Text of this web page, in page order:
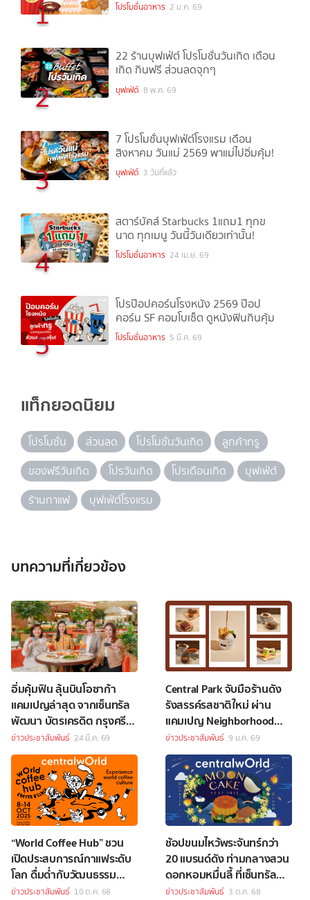
1 โปรโมชั่นอาหาร 2 ม.ค. 69
2
22 ร้านบุฟเฟ่ต์ โปรโมชั่นวันเกิด เดือน
เกิด กินฟรี ส่วนลดจุกๆ
บุฟเฟ่ต์ 8 พ.ค. 69
3
7 โปรโมชั่นบุฟเฟ่ต์โรงแรม เดือน
สิงหาคม วันแม่ 2569 พาแม่ไปอิ่มคุ้ม!
บุฟเฟ่ต์ 3 วันที่แล้ว
4
สตาร์บัคส์ Starbucks 1แถม1 ทุกข
นาด ทุกเมนู วันนี้วันเดียวเท่านั้น!
โปรโมชั่นอาหาร 24 เม.ย. 69
5
โปรป๊อปคอร์นโรงหนัง 2569 ป๊อป
คอร์น SF คอมโบเซ็ต ดูหนังฟินกินคุ้ม
โปรโมชั่นอาหาร 5 มี.ค. 69
แท็กยอดนิยม
โปรโมชั่น ส่วนลด โปรโมชั่นวันเกิด
ลูกค้าทรู
ของฟรีวันเกิด
โปรวันเกิด โปรเดือนเกิด
บุฟเฟ่ต์
ร้านกาแฟ
บุฟเฟ่ต์โรงแรม
บทความที่เกี่ยวข้อง
อิ่มคุ้มฟิน ลุ้นบินโอซาก้า
แคมเปญล่าสุด จากเซ็นทรัล
พัฒนา บัตรเครดิต กรุงศรี
และบัตรเครดิต เซ็นทรัล เดอะ
วัน
ข่าวประชาสัมพันธ์ 24 มี.ค. 69
Central Park จับมือร้านดัง
รังสรรค์รสชาติใหม่ ผ่าน
แคมเปญ Neighborhood
Soul
ข่าวประชาสัมพันธ์ 9 ม.ค. 69
“World Coffee Hub” ชวน
เปิดประสบการณ์กาแฟระดับ
โลก ดื่มด่ำกับวัฒนธรรม
กาแฟจากทั่วโลก 8–14
ข่าวประชาสัมพันธ์ 10 ต.ค. 68
ช้อปขนมไหว้พระจันทร์กว่า
20 แบรนด์ดัง ท่ามกลางสวน
ดอกหอมหมื่นลี้ ที่เซ็นทรัล
เวิลด์
ข่าวประชาสัมพันธ์ 3 ต.ค. 68